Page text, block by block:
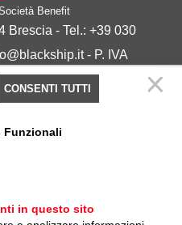
Benefit
Brescia - Tel.: +39 030
- P. IVA
Cookie policy
CONSENTI TUTTI
Funzionali
in questo sito